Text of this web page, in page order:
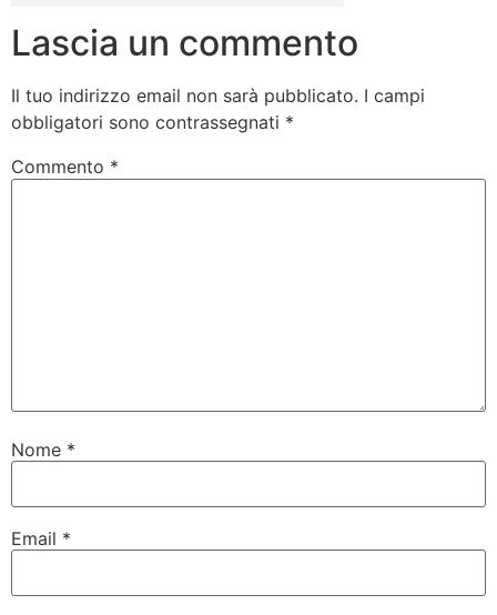
Lascia un commento
Il tuo indirizzo email non sarà pubblicato. I campi
obbligatori sono contrassegnati *
Commento *
Nome *
Email *